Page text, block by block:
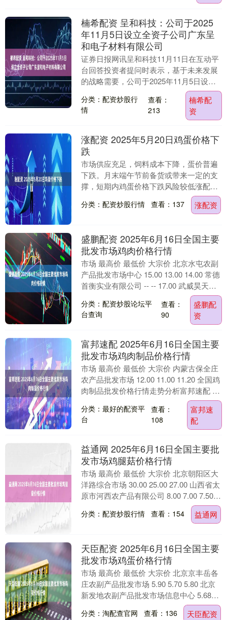
楠希配资 呈和科技：公司于2025
年11月5日设立全资子公司广东呈
和电子材料有限公司
证券日报网讯呈和科技11月11日在互动平
台回答投资者提问时表示，基于未来发展
的战略需要，公司于2025年11月5日设立
全资子公司广东呈和电子材料有限公司。
广东呈....
分类：配资炒股行
情
查看：
213
楠希配
资
涨配资 2025年5月20日鸡蛋价格下
跌
市场供应充足，饲料成本下降，蛋价普遍
下跌。月末端午节前备货或带来一定的支
撑，短期内鸡蛋价格下跌风险较低涨配
资，后续走货若加快，预计鸡蛋价格仍有
小幅上涨空间。今日....
分类：配资炒股行情 查看：137 涨配资
盛鹏配资 2025年6月16日全国主要
批发市场鸡肉价格行情
市场 最高价 最低价 大宗价 北京水屯农副
产品批发市场中心 15.00 13.00 14.00 常德
首衡实业有限公司 -- -- 17.00 武威昊天农
分类：配资炒股论坛平
台查询
查看：
90
盛鹏配
资
富邦速配 2025年6月16日全国主要
批发市场鸡肉制品价格行情
市场 最高价 最低价 大宗价 内蒙古保全庄
农产品批发市场 12.00 11.00 11.20 全国鸡
肉制品批发价格行情走势分析富邦速配 从
分类：最好的配资平
台
查看：
108
富邦速
配
益通网 2025年6月16日全国主要批
发市场鸡腿菇价格行情
市场 最高价 最低价 大宗价 北京朝阳区大
洋路综合市场 30.00 25.00 27.00 山西省太
原市河西农产品有限公司 8.00 7.00 7.50
分类：配资炒股行情 查看：154 益通网
天臣配资 2025年6月16日全国主要
批发市场鸡蛋价格行情
市场 最高价 最低价 大宗价 北京京丰岳各
庄农副产品批发市场 5.90 5.70 5.80 北京
新发地农副产品批发市场信息中心 5.68
分类：淘配查官网 查看：136 天臣配资